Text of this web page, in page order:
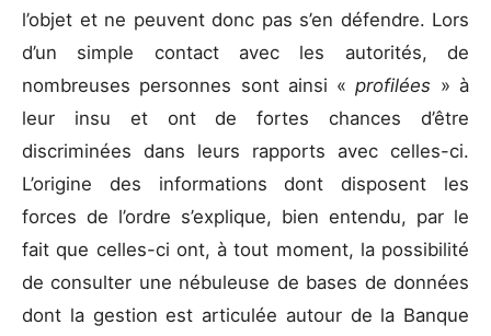
l’objet et ne peuvent donc pas s’en défendre. Lors
d’un simple contact avec les autorités, de
nombreuses personnes sont ainsi «profilées » à
leur insu et ont de fortes chances d’être
discriminées dans leurs rapports avec celles-ci.
L’origine des informations dont disposent les
forces de l’ordre s’explique, bien entendu, par le
fait que celles-ci ont, à tout moment, la possibilité
de consulter une nébuleuse de bases de données
dont la gestion est articulée autour de la Banque